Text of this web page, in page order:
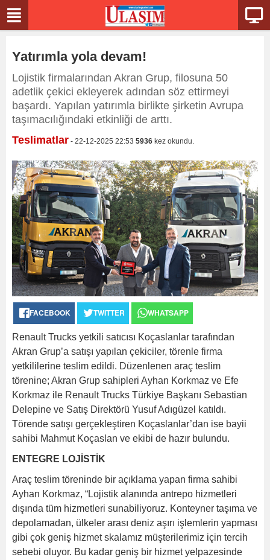
Yatırımla yola devam!
Lojistik firmalarından Akran Grup, filosuna 50
adetlik çekici ekleyerek adından söz ettirmeyi
başardı. Yapılan yatırımla birlikte şirketin Avrupa
taşımacılığındaki etkinliği de arttı.
Teslimatlar - 22-12-2025 22:53 5936 kez okundu.
FACEBOOK TWITTER WHATSAPP
Renault Trucks yetkili satıcısı Koçaslanlar tarafından
Akran Grup’a satışı yapılan çekiciler, törenle firma
yetkililerine teslim edildi. Düzenlenen araç teslim
törenine; Akran Grup sahipleri Ayhan Korkmaz ve Efe
Korkmaz ile Renault Trucks Türkiye Başkanı Sebastian
Delepine ve Satış Direktörü Yusuf Adıgüzel katıldı.
Törende satışı gerçekleştiren Koçaslanlar’dan ise bayii
sahibi Mahmut Koçaslan ve ekibi de hazır bulundu.
ENTEGRE LOJİSTİK
Araç teslim töreninde bir açıklama yapan firma sahibi
Ayhan Korkmaz, “Lojistik alanında antrepo hizmetleri
dışında tüm hizmetleri sunabiliyoruz. Konteyner taşıma ve
depolamadan, ülkeler arası deniz aşırı işlemlerin yapması
gibi çok geniş hizmet skalamız müşterilerimiz için tercih
sebebi oluyor. Bu kadar geniş bir hizmet yelpazesinde